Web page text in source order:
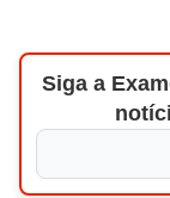
Siga a